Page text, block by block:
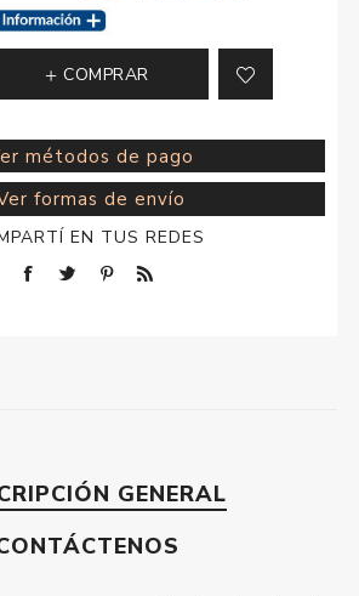
COMPRAR
métodos de pago
formas de envío
EN TUS REDES
GENERAL